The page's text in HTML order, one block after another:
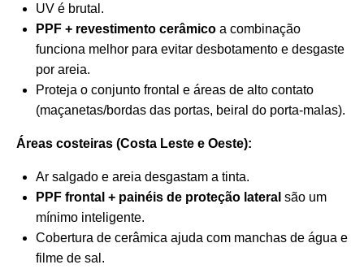
UV é brutal.
PPF + revestimento cerâmico a combinação
funciona melhor para evitar desbotamento e desgaste
por areia.
Proteja o conjunto frontal e áreas de alto contato
(maçanetas/bordas das portas, beiral do porta-malas).
Áreas costeiras (Costa Leste e Oeste):
Ar salgado e areia desgastam a tinta.
PPF frontal + painéis de proteção lateral são um
mínimo inteligente.
Cobertura de cerâmica ajuda com manchas de água e
filme de sal.